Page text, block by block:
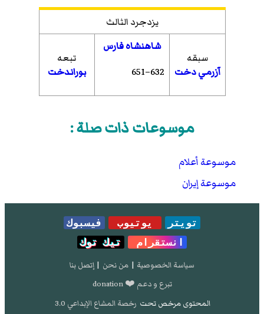
يزدجرد الثالث
سبقه
آزرمي دخت
شاهنشاه فارس
632–651
تبعه
بوراندخت
موسوعات ذات صلة :
موسوعة أعلام
موسوعة إيران
تويتر يوتيوب
فيسبوك
انستقرام
تيك توك
سياسة الخصوصية | من نحن | إتصل بنا
تبرع و دعم ❤️ donation
المحتوى مرخص تحت رخصة المشاع الإبداعي 3.0